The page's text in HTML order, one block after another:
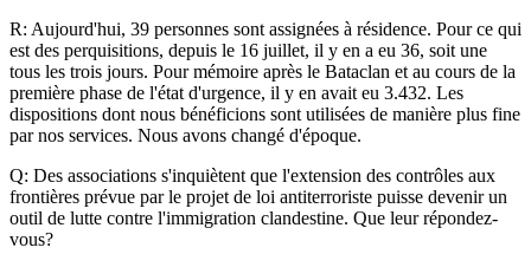
R: Aujourd'hui, 39 personnes sont assignées à résidence. Pour ce qui
est des perquisitions, depuis le 16 juillet, il y en a eu 36, soit une
tous les trois jours. Pour mémoire après le Bataclan et au cours de la
première phase de l'état d'urgence, il y en avait eu 3.432. Les
dispositions dont nous bénéficions sont utilisées de manière plus fine
par nos services. Nous avons changé d'époque.
Q: Des associations s'inquiètent que l'extension des contrôles aux
frontières prévue par le projet de loi antiterroriste puisse devenir un
outil de lutte contre l'immigration clandestine. Que leur répondez-
vous?